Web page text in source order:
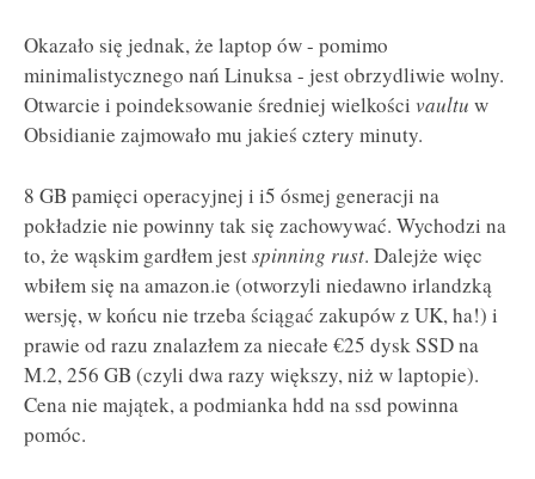
Okazało się jednak, że laptop ów - pomimo
minimalistycznego nań Linuksa - jest obrzydliwie wolny.
Otwarcie i poindeksowanie średniej wielkości vaultu w
Obsidianie zajmowało mu jakieś cztery minuty.
8 GB pamięci operacyjnej i i5 ósmej generacji na
pokładzie nie powinny tak się zachowywać. Wychodzi na
to, że wąskim gardłem jestspinning rust. Dalejże więc
wbiłem się na amazon.ie (otworzyli niedawno irlandzką
wersję, w końcu nie trzeba ściągać zakupów z UK, ha!) i
prawie od razu znalazłem za niecałe €25 dysk SSD na
M.2, 256 GB (czyli dwa razy większy, niż w laptopie).
Cena nie majątek, a podmianka hdd na ssd powinna
pomóc.